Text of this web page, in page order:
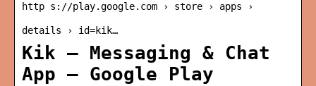
http s://play.google.com › store › apps ›
details › id=kik…
Kik — Messaging & Chat
App – Google Play